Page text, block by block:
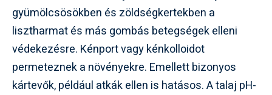
gyümölcsösökben és zöldségkertekben a
lisztharmat és más gombás betegségek elleni
védekezésre. Kénport vagy kénkolloidot
permeteznek a növényekre. Emellett bizonyos
kártevők, például atkák ellen is hatásos. A talaj pH-